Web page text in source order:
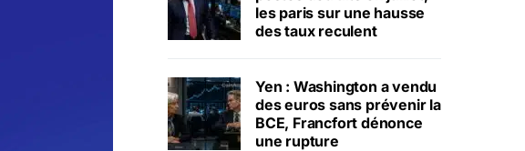
les paris sur une hausse
des taux reculent
Yen : Washington a vendu
des euros sans prévenir la
BCE, Francfort dénonce
une rupture